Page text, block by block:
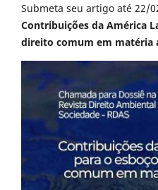
Submeta seu artigo até 22/
Contribuições da América
direito comum em matéria